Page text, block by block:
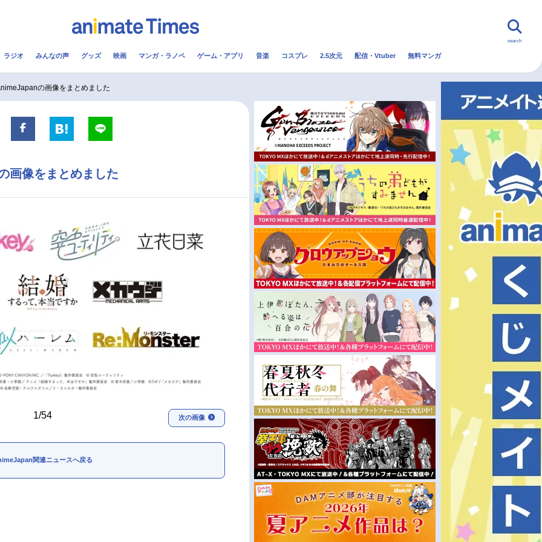
配信・Vtuber トレンド 無料マンガ
実写化映画一覧
男性声優/女性声優一覧
今期アニメ曜日別一覧
夏アニメ
秋アニメ
冬アニメ
FOLLOW US
search
ラジオ みんなの声 グッズ 映画 マンガ・ラノベ ゲーム・アプリ 音楽 コスプレ 2.5次元 配信・Vtuber 無料マンガ
の画像をまとめました
画像をまとめました
1/54 次の画像
関連ニュースへ戻る